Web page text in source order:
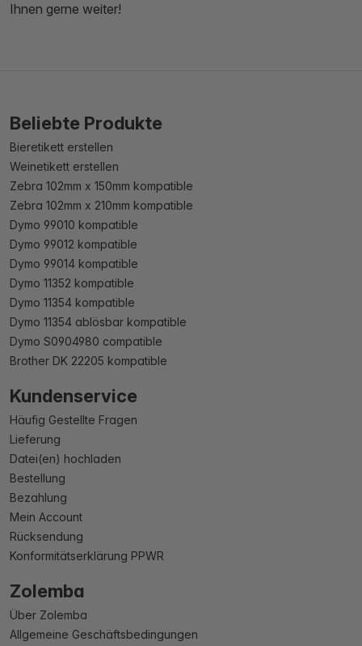
Ihnen gerne weiter!
Beliebte Produkte
Bieretikett erstellen
Weinetikett erstellen
Zebra 102mm x 150mm kompatible
Zebra 102mm x 210mm kompatible
Dymo 99010 kompatible
Dymo 99012 kompatible
Dymo 99014 kompatible
Dymo 11352 kompatible
Dymo 11354 kompatible
Dymo 11354 ablösbar kompatible
Dymo S0904980 compatible
Brother DK 22205 kompatible
Kundenservice
Häufig Gestellte Fragen
Lieferung
Datei(en) hochladen
Bestellung
Bezahlung
Mein Account
Rücksendung
Konformitätserklärung PPWR
Zolemba
Über Zolemba
Allgemeine Geschäftsbedingungen